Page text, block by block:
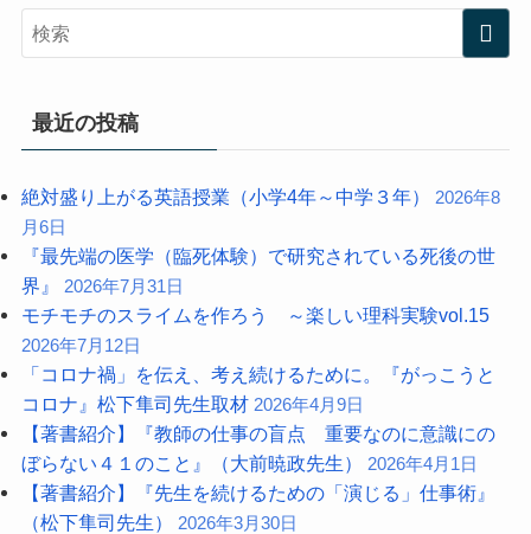
最近の投稿
絶対盛り上がる英語授業（小学4年～中学３年）
2026年8
月6日
『最先端の医学（臨死体験）で研究されている死後の世
界』
2026年7月31日
モチモチのスライムを作ろう ～楽しい理科実験vol.15
2026年7月12日
「コロナ禍」を伝え、考え続けるために。『がっこうと
コロナ』松下隼司先生取材 2026年4月9日
【著書紹介】『教師の仕事の盲点 重要なのに意識にの
ぼらない４１のこと』（大前暁政先生）
2026年4月1日
【著書紹介】『先生を続けるための「演じる」仕事術』
（松下隼司先生）
2026年3月30日